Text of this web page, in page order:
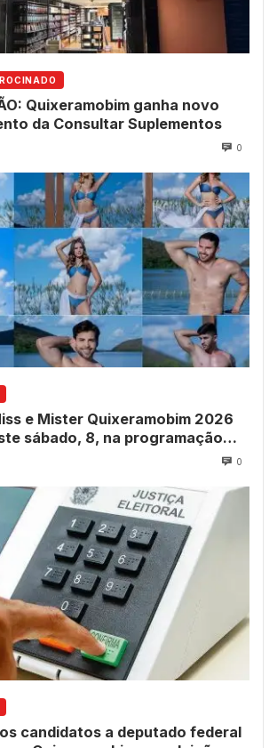
Quixeramobim ganha novo
da Consultar Suplementos
0
e Mister Quixeramobim 2026
sábado, 8, na programação
município
0
candidatos a deputado federal